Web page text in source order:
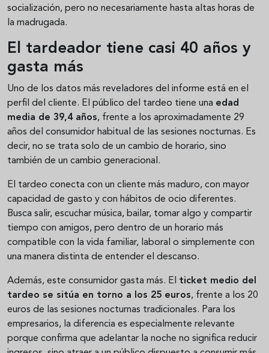
socialización, pero no necesariamente hasta altas horas de
la madrugada.
El tardeador tiene casi 40 años y
gasta más
Uno de los datos más reveladores del informe está en el
perfil del cliente. El público del tardeo tiene una edad
media de 39,4 años, frente a los aproximadamente 29
años del consumidor habitual de las sesiones nocturnas. Es
decir, no se trata solo de un cambio de horario, sino
también de un cambio generacional.
El tardeo conecta con un cliente más maduro, con mayor
capacidad de gasto y con hábitos de ocio diferentes.
Busca salir, escuchar música, bailar, tomar algo y compartir
tiempo con amigos, pero dentro de un horario más
compatible con la vida familiar, laboral o simplemente con
una manera distinta de entender el descanso.
Además, este consumidor gasta más. El ticket medio del
tardeo se sitúa en torno a los 25 euros, frente a los 20
euros de las sesiones nocturnas tradicionales. Para los
empresarios, la diferencia es especialmente relevante
porque confirma que adelantar la noche no significa reducir